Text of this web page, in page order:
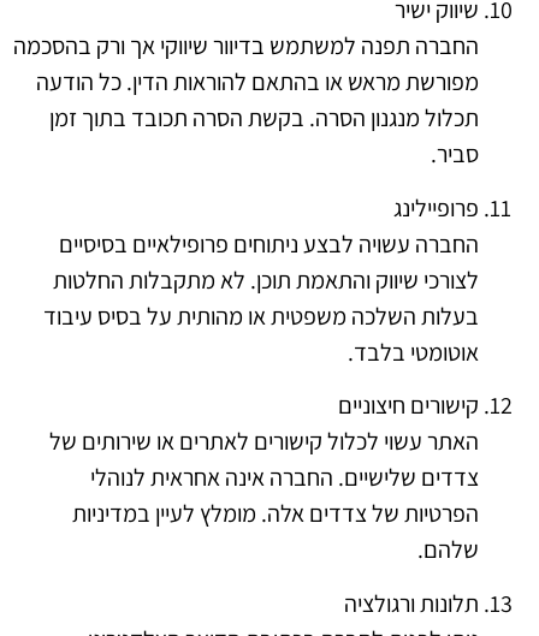
שיווק ישיר
החברה תפנה למשתמש בדיוור שיווקי אך ורק בהסכמה
מפורשת מראש או בהתאם להוראות הדין. כל הודעה
תכלול מנגנון הסרה. בקשת הסרה תכובד בתוך זמן
סביר.
פרופיילינג
החברה עשויה לבצע ניתוחים פרופילאיים בסיסיים
לצורכי שיווק והתאמת תוכן. לא מתקבלות החלטות
בעלות השלכה משפטית או מהותית על בסיס עיבוד
אוטומטי בלבד.
קישורים חיצוניים
האתר עשוי לכלול קישורים לאתרים או שירותים של
צדדים שלישיים. החברה אינה אחראית לנוהלי
הפרטיות של צדדים אלה. מומלץ לעיין במדיניות
שלהם.
תלונות ורגולציה